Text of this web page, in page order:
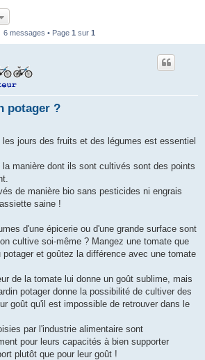
6 messages • Page 1 sur 1
potager ?
jours des fruits et des légumes est essentiel
manière dont ils sont cultivés sont des points
de manière bio sans pesticides ni engrais
saine !
d'une épicerie ou d'une grande surface sont
cultive soi-même ? Mangez une tomate que
et goûtez la différence avec une tomate
de la tomate lui donne un goût sublime, mais
potager donne la possibilité de cultiver des
goût qu'il est impossible de retrouver dans le
par l'industrie alimentaire sont
pour leurs capacités à bien supporter
plutôt que pour leur goût !